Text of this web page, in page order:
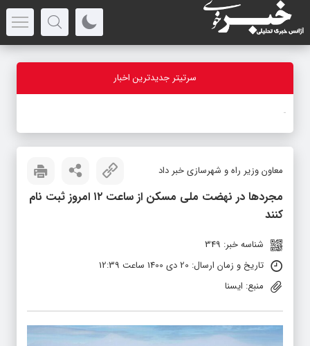
سرتیتر جدیدترین اخبار
-
معاون وزیر راه و شهرسازی خبر داد
مجردها در نهضت ملی مسکن از ساعت ۱۲ امروز ثبت نام
کنند
شناسه خبر: 349
تاریخ و زمان ارسال: 20 دی 1400 ساعت 12:39
منبع: ایسنا